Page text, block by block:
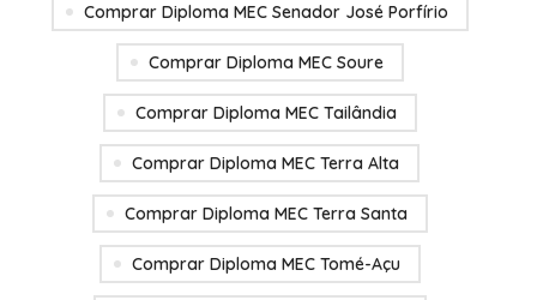
Comprar Diploma MEC Senador José Porfírio
Comprar Diploma MEC Soure
Comprar Diploma MEC Tailândia
Comprar Diploma MEC Terra Alta
Comprar Diploma MEC Terra Santa
Comprar Diploma MEC Tomé-Açu